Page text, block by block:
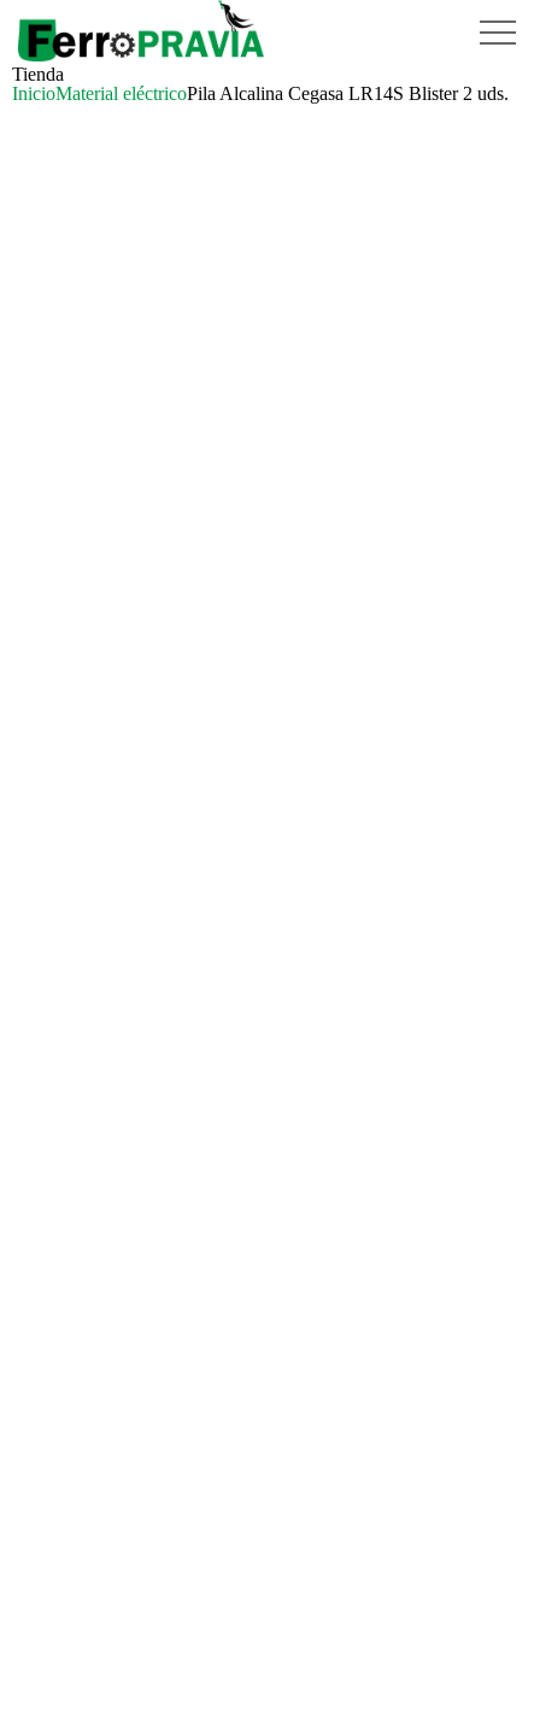
Tienda
InicioMaterial eléctricoPila Alcalina Cegasa LR14S Blister 2 uds.